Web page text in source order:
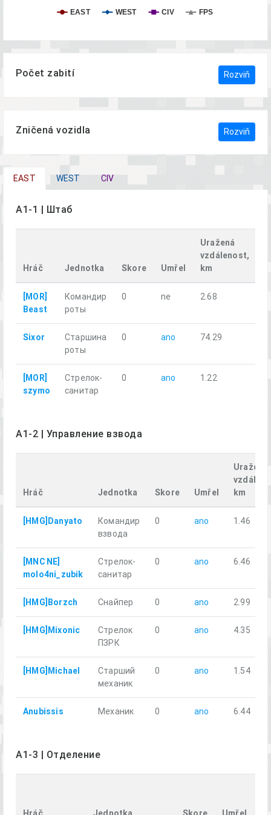
EAST WEST CIV FPS
Počet zabití Rozviň
Zničená vozidla Rozviň
EAST WEST CIV
A1-1 | Штаб
Hráč Jednotka Skore Umřel
Uražená
vzdálenost,
km
[MOR]
Beast
Командир
роты
0 ne 2.68
Sixor
Старшина
роты
0 ano 74.29
[MOR]
szymo
Стрелок-
санитар
0 ano 1.22
A1-2 | Управление взвода
Hráč Jednotka Skore Umřel
Uražená
km
[HMG]Danyato
Командир
взвода
0 ano 1.46
[MNC NE]
molo4ni_zubik
Стрелок-
санитар
0 ano 6.46
[HMG]Borzch Снайпер 0 ano 2.99
[HMG]Mixonic
Стрелок
ПЗРК
0 ano 4.35
[HMG]Michael
Старший
механик
0 ano 1.54
Anubissis Механик 0 ano 6.44
A1-3 | Отделение